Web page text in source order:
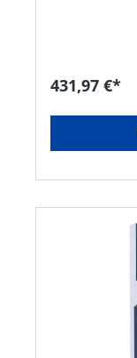
431,97 €*